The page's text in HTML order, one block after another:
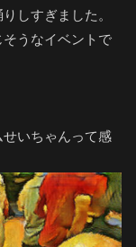
しすぎました。
うなイベントで
いちゃんって感